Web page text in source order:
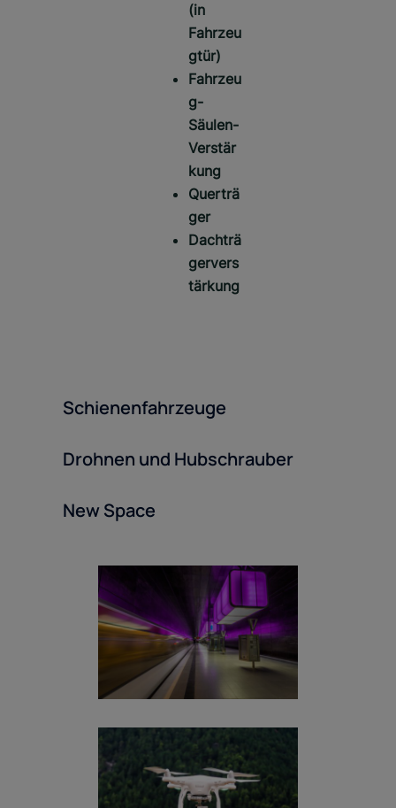
(in
Fahrzeu
gtür)
Fahrzeu
g-
Säulen-
Verstär
kung
Querträ
ger
Dachträ
gervers
tärkung
Schienenfahrzeuge
Drohnen und Hubschrauber
New Space